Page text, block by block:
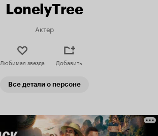
LonelyTree
Актер
Любимая звезда Добавить
Все детали о персоне